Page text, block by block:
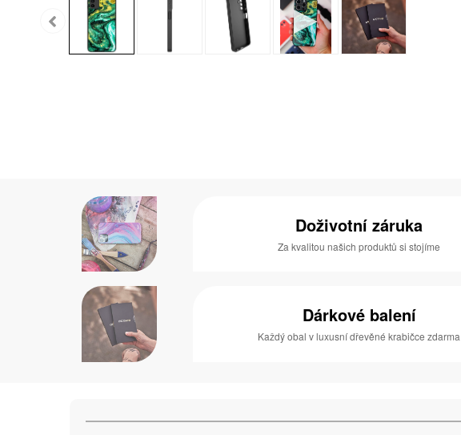
Doživotní záruka
Za kvalitou našich produktů si stojíme
Dárkové balení
Každý obal v luxusní dřevěné krabičce zdarma